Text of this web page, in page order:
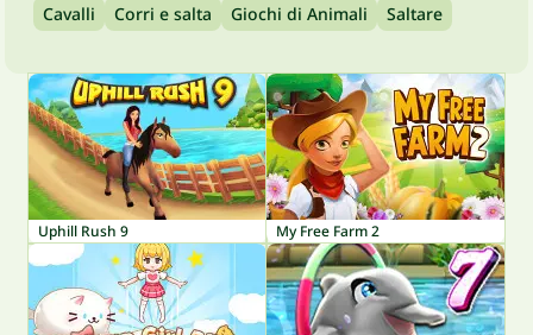
Cavalli Corri e salta Giochi di Animali Saltare
Uphill Rush 9 My Free Farm 2